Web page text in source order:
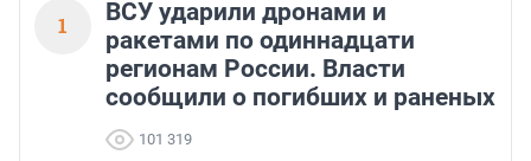
1
ВСУ ударили дронами и
ракетами по одиннадцати
регионам России. Власти
сообщили о погибших и раненых
101 319